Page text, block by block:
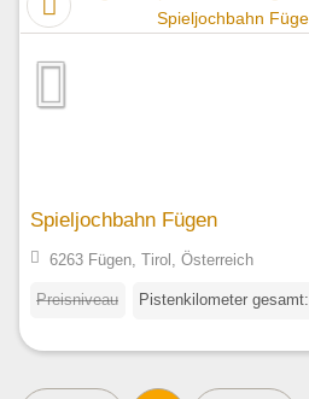
Spieljochbahn Fügen
6263 Fügen, Tirol, Österreich
Preisniveau Pistenkilometer gesamt: